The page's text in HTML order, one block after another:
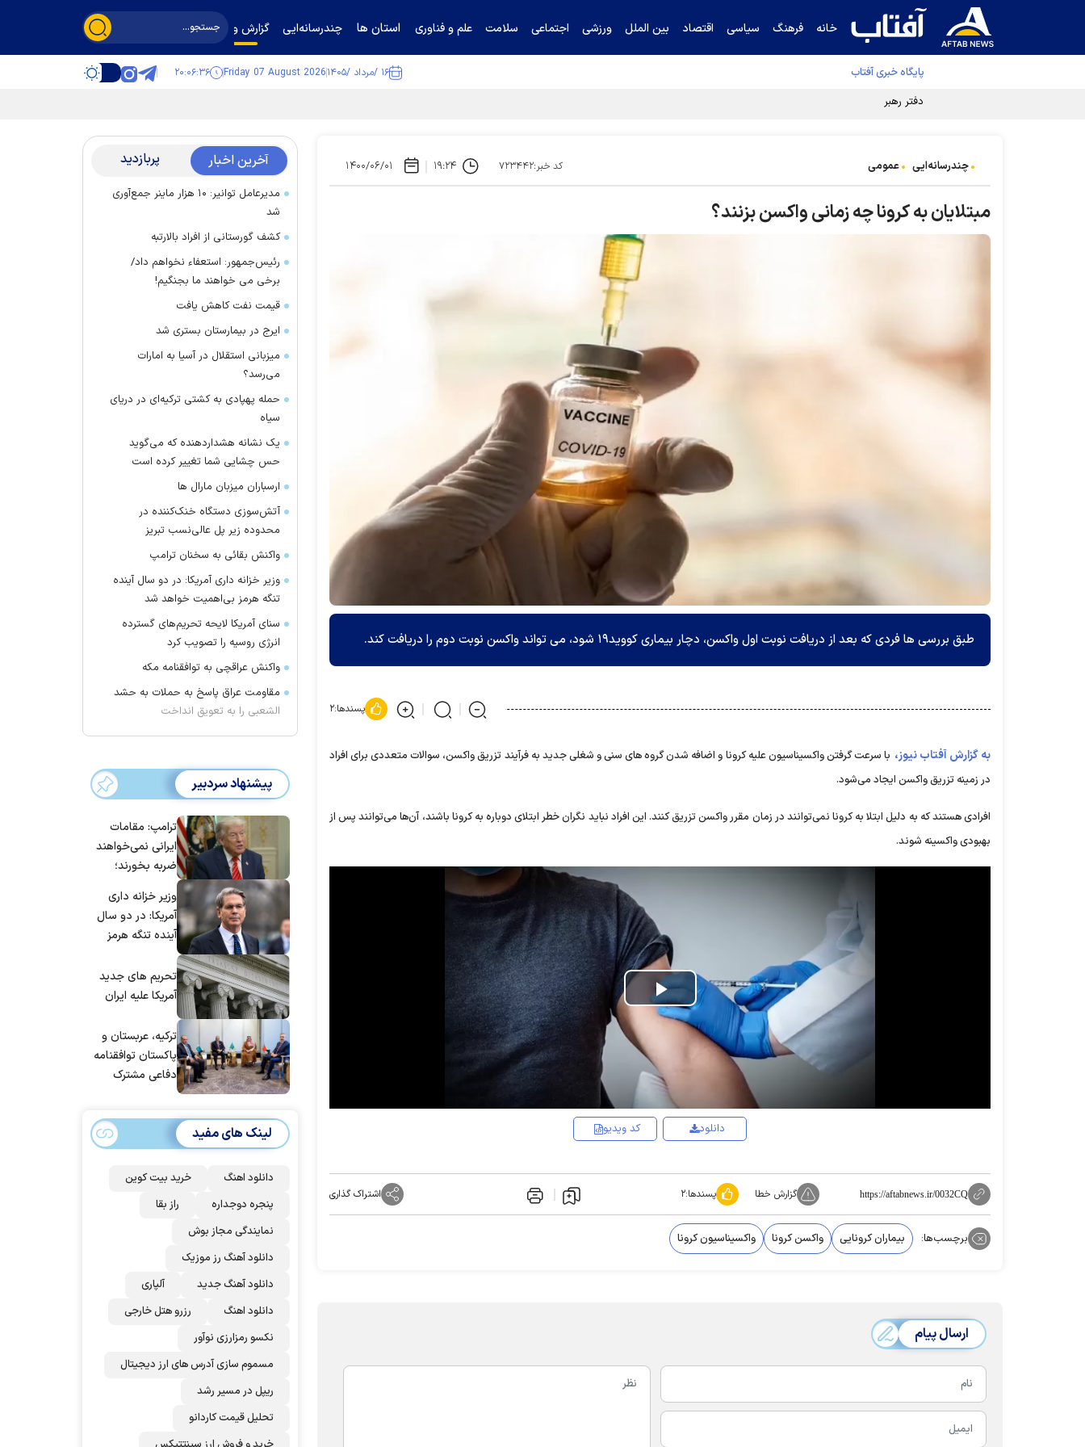
خانه فرهنگ سیاسی اقتصاد بین الملل ورزشی اجتماعی سلامت علم و فناوری استان ها چندرسانه‌ایی گزارش و گفت‌وگو
پایگاه خبری آفتاب ۱۶ /مرداد /۱۴۰۵ Friday 07 August 2026 ۲۰:۰۶:۳۷
دفتر رهبر انقلاب ادعای خرازی درباره پزشکیان را تکذیب کرد
چندرسانه‌ایی عمومی کد خبر:۷۲۳۴۴۲ ۱۹:۲۴ ۱۴۰۰/۰۶/۰۱
مبتلایان به کرونا چه زمانی واکسن بزنند؟
طبق بررسی ها فردی که بعد از دریافت نوبت اول واکسن، دچار بیماری کووید۱۹ شود، می تواند واکسن نوبت دوم را دریافت کند.
پسندها:۲
به گزارش آفتاب نیوز، با سرعت گرفتن واکسیناسیون علیه کرونا و اضافه شدن گروه های سنی و شغلی جدید به فرآیند تزریق واکسن، سوالات متعددی برای افراد
در زمینه تزریق واکسن ایجاد می‌شود.
افرادی هستند که به دلیل ابتلا به کرونا نمی‌توانند در زمان مقرر واکسن تزریق کنند. این افراد نباید نگران خطر ابتلای دوباره به کرونا باشند، آن‌ها می‌توانند پس از
بهبودی واکسینه شوند.
Play
Video
کد ویدیو دانلود
https://aftabnews.ir/0032CQ گزارش خطا پسندها:۲ اشتراک گذاری
برچسب‌ها: بیماران کرونایی واکسن کرونا واکسیناسیون کرونا
ارسال پیام
آخرین اخبار پربازدید
مدیرعامل توانیر: ۱۰ هزار ماینر جمع‌آوری
شد
کشف گورستانی از افراد بالارتبه
رئیس‌جمهور: استعفاء نخواهم داد/
برخی می خواهند ما بجنگیم!
قیمت نفت کاهش یافت
ایرج در بیمارستان بستری شد
میزبانی استقلال در آسیا به امارات
می‌رسد؟
حمله پهپادی به کشتی ترکیه‌ای در دریای
سیاه
یک نشانه هشداردهنده که می‌گوید
حس چشایی شما تغییر کرده است
ارسباران میزبان مارال ها
آتش‌سوزی دستگاه خنک‌کننده در
محدوده زیر پل عالی‌نسب تبریز
واکنش بقائی به سخنان ترامپ
وزیر خزانه داری آمریکا: در دو سال آینده
تنگه هرمز بی‌اهمیت خواهد شد
سنای آمریکا لایحه تحریم‌های گسترده
انرژی روسیه را تصویب کرد
واکنش عراقچی به توافقنامه مکه
مقاومت عراق پاسخ به حملات به حشد
الشعبی را به تعویق انداخت
پیشنهاد سردبیر
ترامپ: مقامات
ایرانی نمی‌خواهند
ضربه بخورند؛
توافق برسند
وزیر خزانه داری
آمریکا: در دو سال
آینده تنگه هرمز
شد
تحریم های جدید
آمریکا علیه ایران
ترکیه، عربستان و
پاکستان توافقنامه
دفاعی مشترک
لینک های مفید
دانلود اهنگ
خرید بیت کوین
پنجره دوجداره
راز بقا
نمایندگی مجاز بوش
دانلود آهنگ رز‌ موزیک
دانلود آهنگ جدید
آلپاری
دانلود اهنگ
رزرو هتل خارجی
نکسو رمزارزی نوآور
مسموم سازی آدرس های ارز دیجیتال
ریپل در مسیر رشد
تحلیل قیمت کاردانو